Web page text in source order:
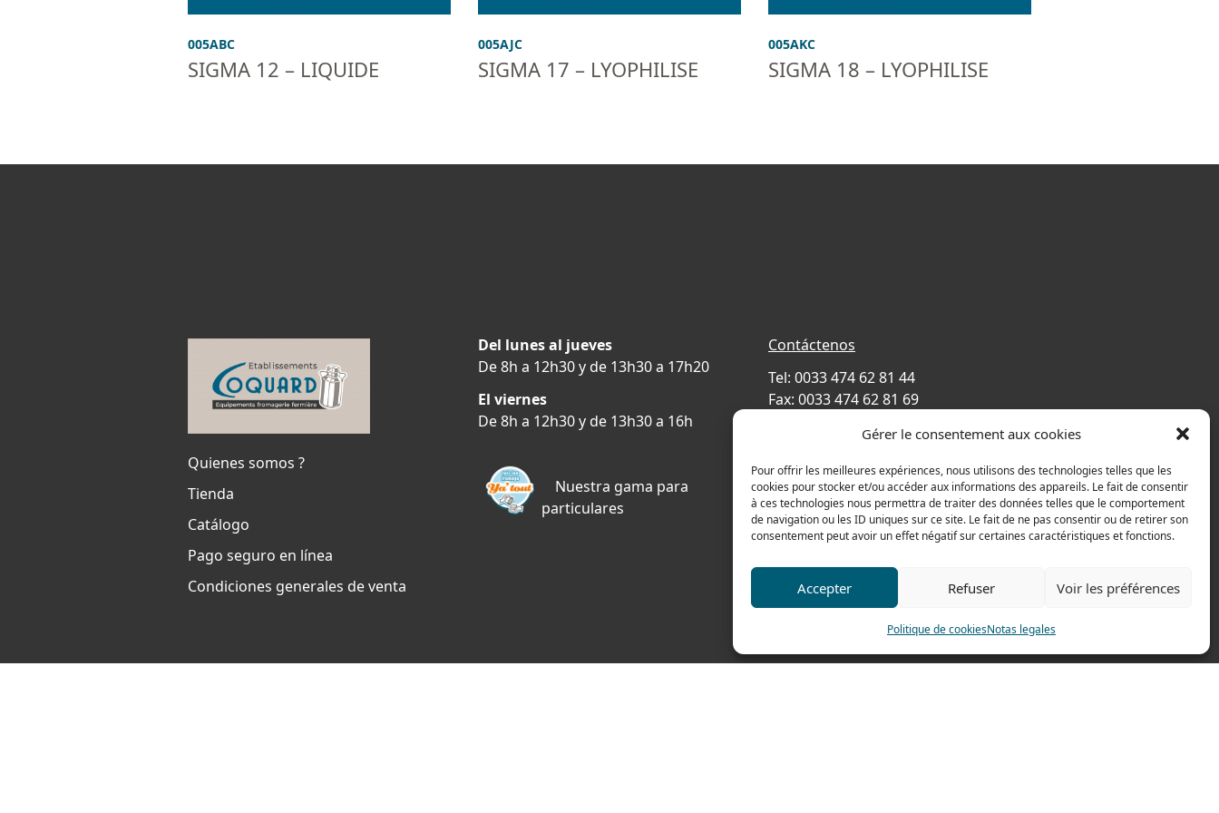
Gérer le consentement aux cookies
Pour offrir les meilleures expériences, nous utilisons des technologies telles que les
cookies pour stocker et/ou accéder aux informations des appareils. Le fait de consentir
à ces technologies nous permettra de traiter des données telles que le comportement
de navigation ou les ID uniques sur ce site. Le fait de ne pas consentir ou de retirer son
consentement peut avoir un effet négatif sur certaines caractéristiques et fonctions.
Accepter Refuser Voir les préférences
Politique de cookiesNotas legales
005ABC
SIGMA 12 – LIQUIDE
005AJC
SIGMA 17 – LYOPHILISE
005AKC
SIGMA 18 – LYOPHILISE
Quienes somos ?
Tienda
Catálogo
Pago seguro en línea
Condiciones generales de venta
Del lunes al jueves
De 8h a 12h30 y de 13h30 a 17h20
El viernes
De 8h a 12h30 y de 13h30 a 16h
Nuestra gama para
particulares
Contáctenos
Tel: 0033 474 62 81 44
Fax: 0033 474 62 81 69
478 rue Alexandre Richetta
FRANCE
Plano de accesso